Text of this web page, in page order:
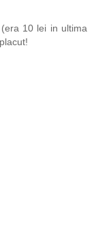
10 lei in ultima